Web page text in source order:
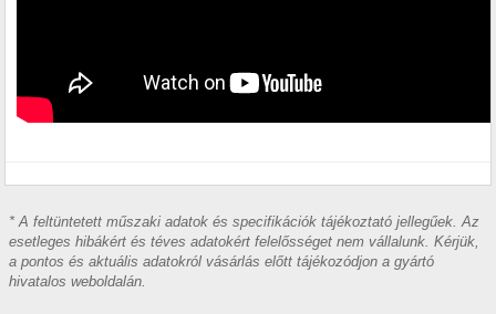
* A feltüntetett műszaki adatok és specifikációk tájékoztató jellegűek. Az
esetleges hibákért és téves adatokért felelősséget nem vállalunk. Kérjük,
a pontos és aktuális adatokról vásárlás előtt tájékozódjon a gyártó
hivatalos weboldalán.